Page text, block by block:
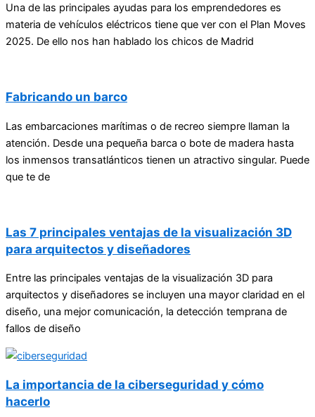
Una de las principales ayudas para los emprendedores es
materia de vehículos eléctricos tiene que ver con el Plan Moves
2025. De ello nos han hablado los chicos de Madrid
Fabricando un barco
Las embarcaciones marítimas o de recreo siempre llaman la
atención. Desde una pequeña barca o bote de madera hasta
los inmensos transatlánticos tienen un atractivo singular. Puede
que te de
Las 7 principales ventajas de la visualización 3D
para arquitectos y diseñadores
Entre las principales ventajas de la visualización 3D para
arquitectos y diseñadores se incluyen una mayor claridad en el
diseño, una mejor comunicación, la detección temprana de
fallos de diseño
La importancia de la ciberseguridad y cómo
hacerlo